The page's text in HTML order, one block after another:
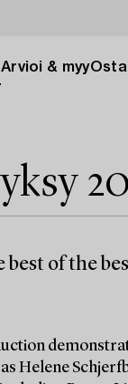
Arvioi & myyOsta
of the
Helene